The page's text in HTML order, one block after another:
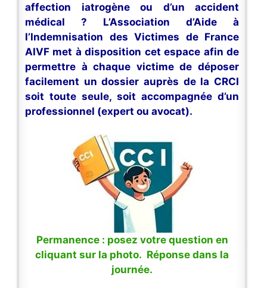
affection iatrogène ou d’un accident
médical ? L’Association d’Aide à
l’Indemnisation des Victimes de France
AIVF met à disposition cet espace afin de
permettre à chaque victime de déposer
facilement un dossier auprès de la CRCI
soit toute seule, soit accompagnée d’un
professionnel (expert ou avocat).
Permanence : posez votre question en
cliquant sur la photo. Réponse dans la
journée.